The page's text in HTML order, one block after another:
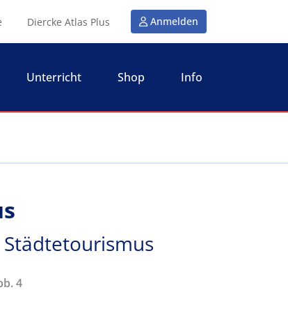
Diercke Atlas Plus Anmelden
Unterricht Shop Info
4